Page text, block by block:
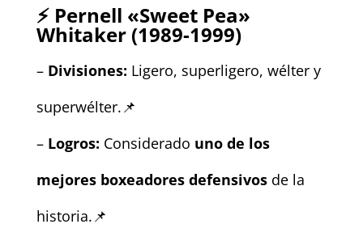
⚡Pernell «Sweet Pea»
Whitaker (1989-1999)
– Divisiones: Ligero, superligero, wélter y
superwélter.📌
– Logros: Considerado uno de los
mejores boxeadores defensivosde la
historia.📌